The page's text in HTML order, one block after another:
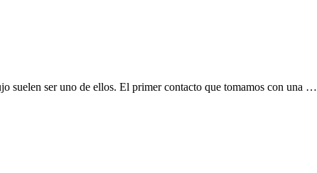
suelen ser uno de ellos. El primer contacto que tomamos con una …